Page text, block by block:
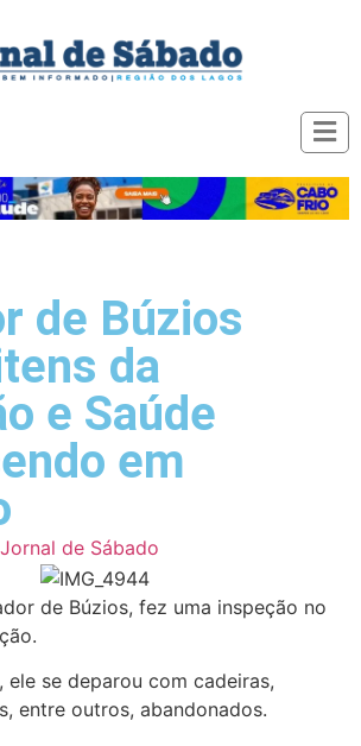
de Búzios
da
e Saúde
em
Jornal de Sábado
de Búzios, fez uma inspeção no
se deparou com cadeiras,
entre outros, abandonados.